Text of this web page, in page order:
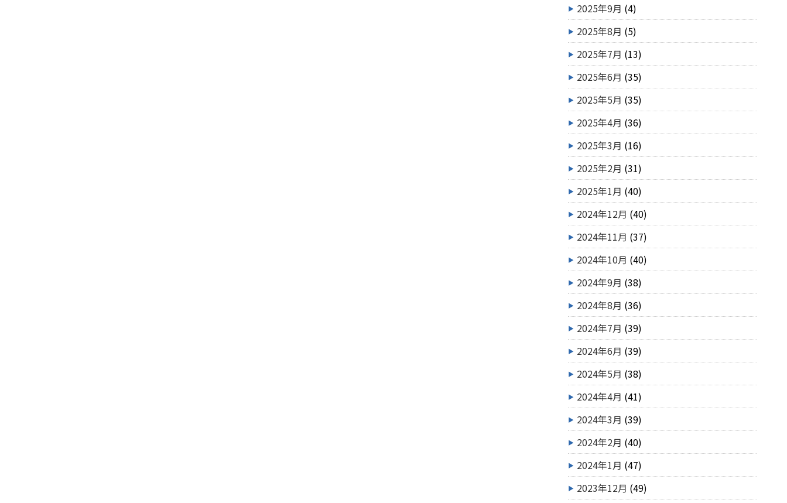
2025年9月 (4)
2025年8月 (5)
2025年7月 (13)
2025年6月 (35)
2025年5月 (35)
2025年4月 (36)
2025年3月 (16)
2025年2月 (31)
2025年1月 (40)
2024年12月 (40)
2024年11月 (37)
2024年10月 (40)
2024年9月 (38)
2024年8月 (36)
2024年7月 (39)
2024年6月 (39)
2024年5月 (38)
2024年4月 (41)
2024年3月 (39)
2024年2月 (40)
2024年1月 (47)
2023年12月 (49)